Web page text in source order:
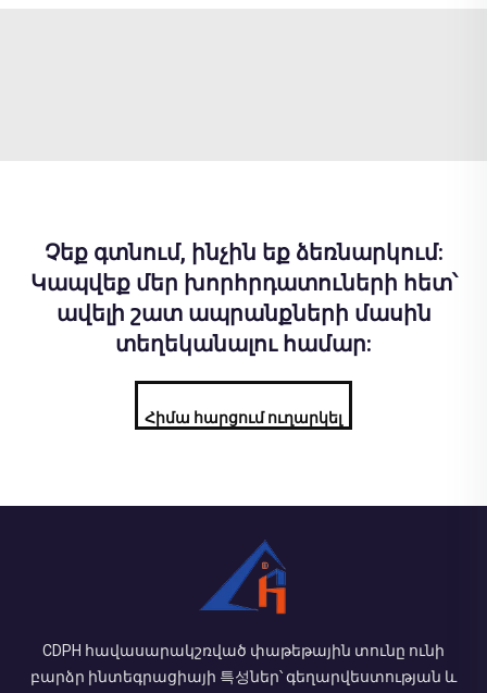
Չեք գտնում, ինչին եք ձեռնարկում:
Կապվեք մեր խորհրդատուների հետ՝
ավելի շատ ապրանքների մասին
տեղեկանալու համար:
Հիմա հարցում ուղարկել
CDPH հավասարակշռված փաթեթային տունը ունի
բարձր ինտեգրացիայի 특성ներ՝ գեղարվեստության և